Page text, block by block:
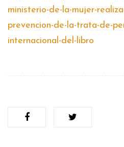
ministerio-de-la-mujer-
prevencion-de-la-trata-de-
internacional-del-libro